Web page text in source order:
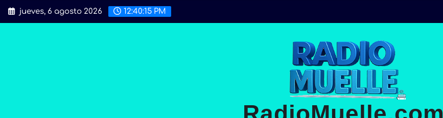
Saltar
al
jueves, 6 agosto 2026 12:40:17 PM